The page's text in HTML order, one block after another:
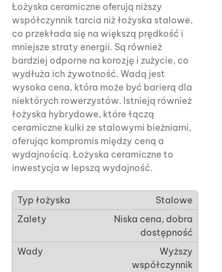
Łożyska ceramiczne oferują niższy
współczynnik tarcia niż łożyska stalowe,
co przekłada się na większą prędkość i
mniejsze straty energii. Są również
bardziej odporne na korozję i zużycie, co
wydłuża ich żywotność. Wadą jest
wysoka cena, która może być barierą dla
niektórych rowerzystów. Istnieją również
łożyska hybrydowe, które łączą
ceramiczne kulki ze stalowymi bieżniami,
oferując kompromis między ceną a
wydajnością. Łożyska ceramiczne to
inwestycja w lepszą wydajność.
Stalowe
Niska cena, dobra
dostępność
Wyższy
współczynnik